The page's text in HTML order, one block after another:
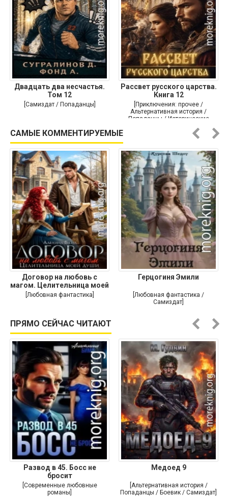
Двадцать два несчастья.
Том 12
[Самиздат / Попаданцы]
Рассвет русского царства.
Книга 12
[Приключения: прочее /
Альтернативная история /
Попаданцы / Исторические
САМЫЕ КОММЕНТИРУЕМЫЕ
Договор на любовь с
магом. Целительница моей
души
[Любовная фантастика]
Герцогиня Эмили
[Любовная фантастика /
Самиздат]
ПРЯМО СЕЙЧАС ЧИТАЮТ
Развод в 45. Босс не
бросит
[Современные любовные
романы]
Медоед 9
[Альтернативная история /
Попаданцы / Боевик / Самиздат]